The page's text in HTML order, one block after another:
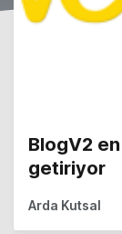
BlogV2
getiriyor
Arda Kutsal